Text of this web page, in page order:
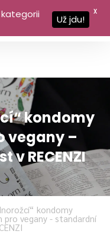
kondomy
vegany –
RECENZI
kondomy
pro vegany - standardní
Už jdu!
X